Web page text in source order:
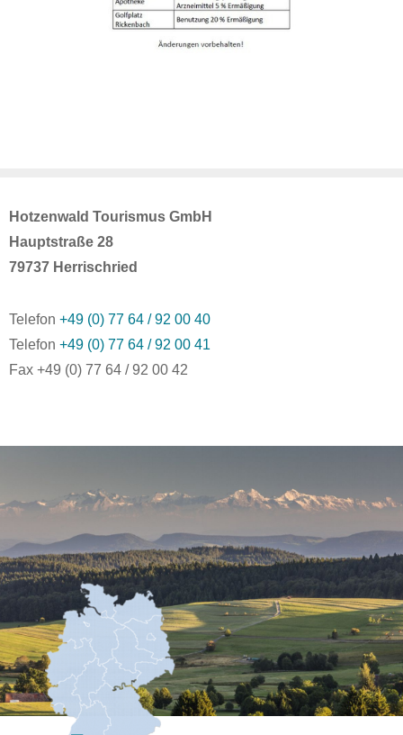
Hotzenwald Tourismus GmbH
Hauptstraße 28
79737 Herrischried
Telefon +49 (0) 77 64 / 92 00 40
Telefon +49 (0) 77 64 / 92 00 41
Fax +49 (0) 77 64 / 92 00 42